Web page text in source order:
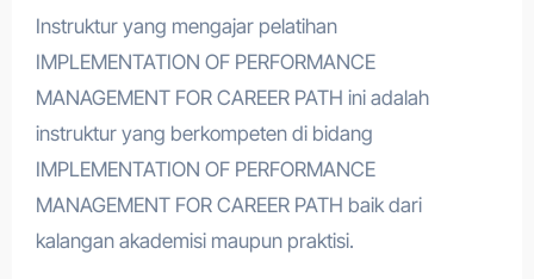
Instruktur yang mengajar pelatihan
IMPLEMENTATION OF PERFORMANCE
MANAGEMENT FOR CAREER PATH ini adalah
instruktur yang berkompeten di bidang
IMPLEMENTATION OF PERFORMANCE
MANAGEMENT FOR CAREER PATH baik dari
kalangan akademisi maupun praktisi.